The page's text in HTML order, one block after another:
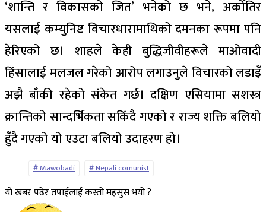
‘शान्ति र विकासको जित’ भनेको छ भने, अर्कोतिर
यसलाई कम्युनिष्ट विचारधारामाथिको दमनका रूपमा पनि
हेरिएको छ। शाहले केही बुद्धिजीवीहरूले माओवादी
हिंसालाई मलजल गरेको आरोप लगाउनुले विचारको लडाइँ
अझै बाँकी रहेको संकेत गर्छ। दक्षिण एसियामा सशस्त्र
क्रान्तिको सान्दर्भिकता सकिँदै गएको र राज्य शक्ति बलियो
हुँदै गएको यो एउटा बलियो उदाहरण हो।
Mawobadi Nepali comunist
यो खबर पढेर तपाईलाई कस्तो महसुस भयो ?